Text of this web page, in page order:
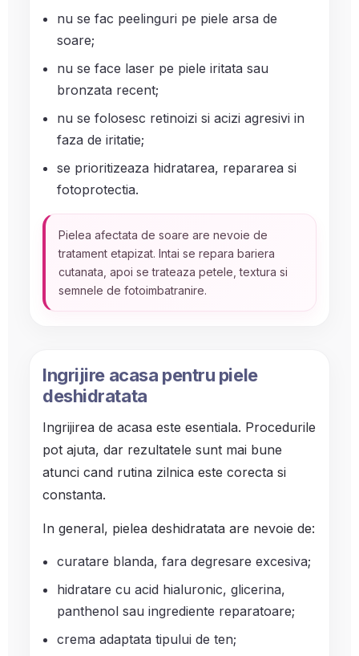
nu se fac peelinguri pe piele arsa de
soare;
nu se face laser pe piele iritata sau
bronzata recent;
nu se folosesc retinoizi si acizi agresivi in
faza de iritatie;
se prioritizeaza hidratarea, repararea si
fotoprotectia.
Pielea afectata de soare are nevoie de
tratament etapizat. Intai se repara bariera
cutanata, apoi se trateaza petele, textura si
semnele de fotoimbatranire.
Ingrijire acasa pentru piele
deshidratata
Ingrijirea de acasa este esentiala. Procedurile
pot ajuta, dar rezultatele sunt mai bune
atunci cand rutina zilnica este corecta si
constanta.
In general, pielea deshidratata are nevoie de:
curatare blanda, fara degresare excesiva;
hidratare cu acid hialuronic, glicerina,
panthenol sau ingrediente reparatoare;
crema adaptata tipului de ten;